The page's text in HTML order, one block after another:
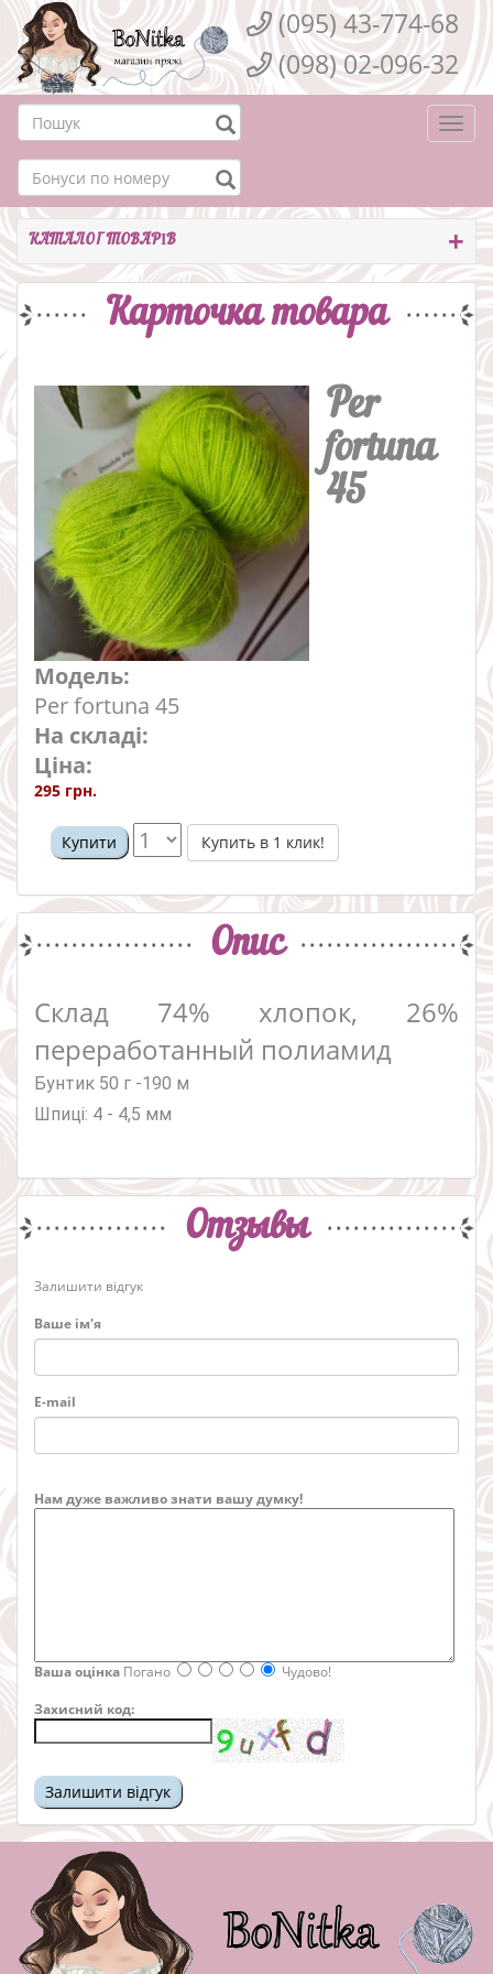
(095) 43-774-68
(098) 02-096-32
КАТАЛОГ ТОВАРІВ
Карточка товара
Per
fortuna
45
Модель:
Per fortuna 45
На складі:
Ціна:
295 грн.
Купити Купить в 1 клик!
Опис
Склад 74% хлопок, 26%
переработанный полиамид
Бунтик 50 г -190 м
Шпиці: 4 - 4,5 мм
Отзывы
Залишити відгук
Ваше ім'я
E-mail
Нам дуже важливо знати вашу думку!
Ваша оцінка Погано
Чудово!
Захисний код: